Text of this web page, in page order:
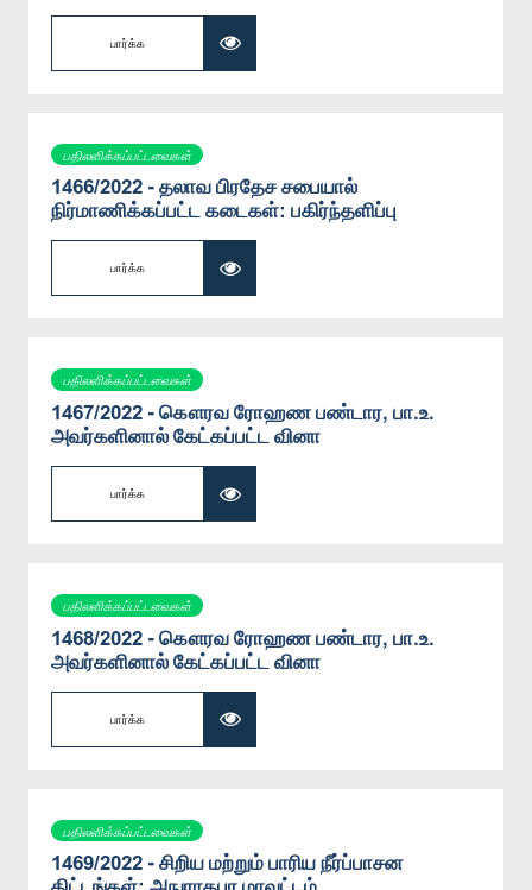
பார்க்க
பதிலளிக்கப்பட்டவைகள்
1466/2022 - தலாவ பிரதேச சபையால்
நிர்மாணிக்கப்பட்ட கடைகள்: பகிர்ந்தளிப்பு
பார்க்க
பதிலளிக்கப்பட்டவைகள்
1467/2022 - கௌரவ ரோஹண பண்டார, பா.உ.
அவர்களினால் கேட்கப்பட்ட வினா
பார்க்க
பதிலளிக்கப்பட்டவைகள்
1468/2022 - கௌரவ ரோஹண பண்டார, பா.உ.
அவர்களினால் கேட்கப்பட்ட வினா
பார்க்க
பதிலளிக்கப்பட்டவைகள்
1469/2022 - சிறிய மற்றும் பாரிய நீர்ப்பாசன